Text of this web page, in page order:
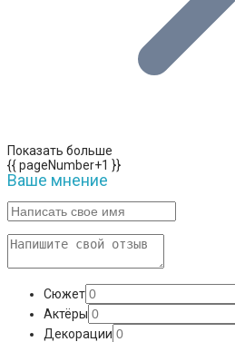
Показать больше
{{ pageNumber+1 }}
Ваше мнение
Сюжет
Актёры
Декорации